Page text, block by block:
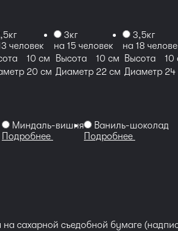
человек
10 см
20 см
3кг
на 15 человек
Высота
10 см
Диаметр 22 см
3,5кг
на 18
Высота
10
Диаметр 24
Миндаль-вишня
Подробнее
Ваниль-
Подробнее
на сахарной съедобной бумаге